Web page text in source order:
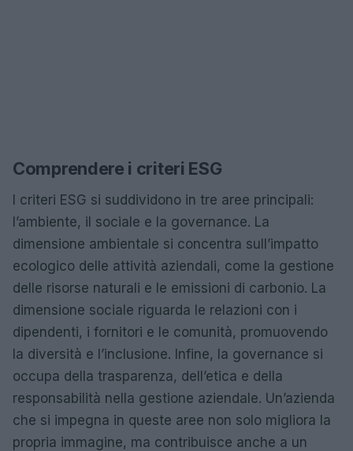
Comprendere i criteri ESG
I criteri ESG si suddividono in tre aree principali:
l’ambiente, il sociale e la governance. La
dimensione ambientale si concentra sull’impatto
ecologico delle attività aziendali, come la gestione
delle risorse naturali e le emissioni di carbonio. La
dimensione sociale riguarda le relazioni con i
dipendenti, i fornitori e le comunità, promuovendo
la diversità e l’inclusione. Infine, la governance si
occupa della trasparenza, dell’etica e della
responsabilità nella gestione aziendale. Un’azienda
che si impegna in queste aree non solo migliora la
propria immagine, ma contribuisce anche a un